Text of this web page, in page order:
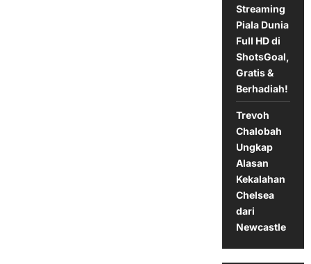
Streaming
Piala Dunia
Full HD di
ShotsGoal,
Gratis &
Berhadiah!
Trevoh
Chalobah
Ungkap
Alasan
Kekalahan
Chelsea
dari
Newcastle